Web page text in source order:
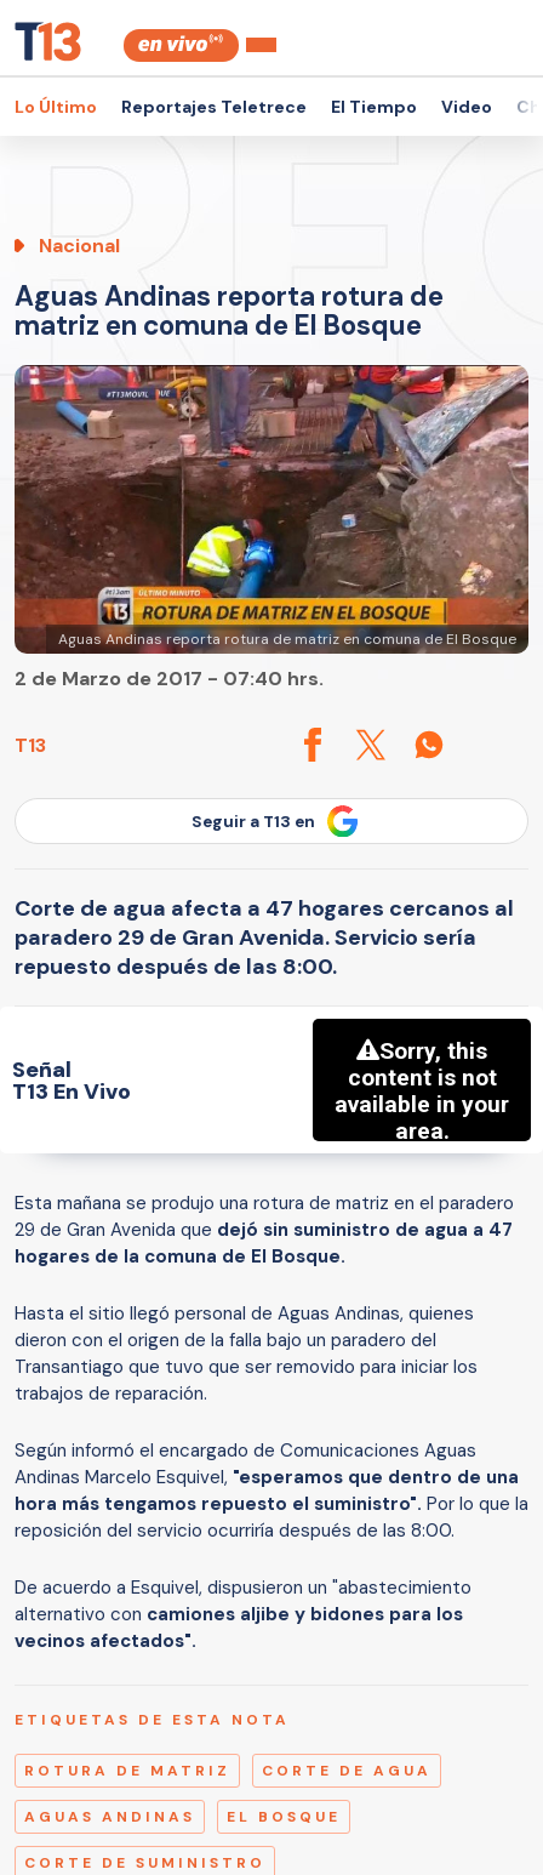
Lo Último Reportajes Teletrece El Tiempo Video
Nacional
Aguas Andinas reporta rotura de
matriz en comuna de El Bosque
Aguas Andinas reporta rotura de matriz en comuna de El Bosque
T13
2 de Marzo de 2017 - 07:40 hrs.
Seguir a T13 en
Corte de agua afecta a 47 hogares cercanos al
paradero 29 de Gran Avenida. Servicio sería
repuesto después de las 8:00.
Señal
T13 En Vivo
Esta mañana se produjo una rotura de matriz en el paradero
29 de Gran Avenida que dejó sin suministro de agua a 47
hogares de la comuna de El Bosque.
Hasta el sitio llegó personal de Aguas Andinas, quienes
dieron con el origen de la falla bajo un paradero del
Transantiago que tuvo que ser removido para iniciar los
trabajos de reparación.
Según informó el encargado de Comunicaciones Aguas
Andinas Marcelo Esquivel, "esperamos que dentro de una
hora más tengamos repuesto el suministro". Por lo que la
reposición del servicio ocurriría después de las 8:00.
De acuerdo a Esquivel, dispusieron un "abastecimiento
alternativo con camiones aljibe y bidones para los
vecinos afectados".
ETIQUETAS DE ESTA NOTA
ROTURA DE MATRIZ CORTE DE AGUA
AGUAS ANDINAS EL BOSQUE
CORTE DE SUMINISTRO